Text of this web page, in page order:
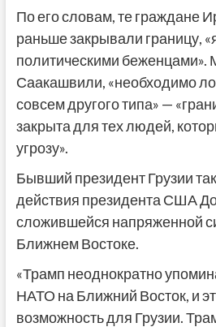
По его словам, те граждане
раньше закрывали границу,
политическими беженцами».
Саакашвили, «необходимо
совсем другого типа» —
закрыта для тех людей,
угрозу».
Бывший президент Грузии
действия президента США
сложившейся напряженной
Ближнем Востоке.
«Трамп неоднократно
НАТО на Ближний Восток, и
возможность для Грузии.